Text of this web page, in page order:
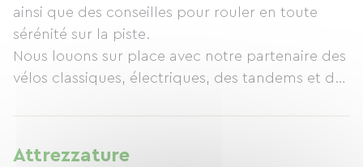
biliardo, Wi-Fi al bar, area giochi per bambini e
varie attività per tutte le età (serate a tema, balli,
karaoke, ecc.). Guarda le foto. I servizi includono:
lavatrice, noleggio biciclette, noleggio
croissant, latte, ecc. Il campeggio offre piazzole
ainsi que des conseilles pour rouler en toute
sérénité sur la piste.
Nous louons sur place avec notre partenaire des
vélos classiques, électriques, des tandems et des
Attrezzature